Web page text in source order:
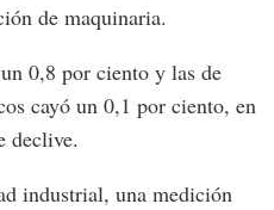
de maquinaria.
0,8 por ciento y las de
cayó un 0,1 por ciento, en
declive.
industrial, una medición